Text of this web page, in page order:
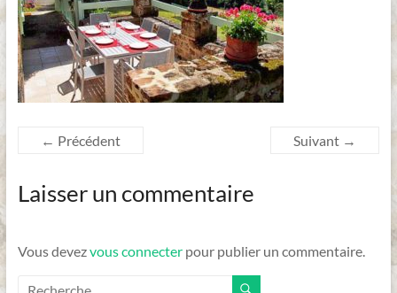
Dordogne
← Précédent Suivant →
Laisser un commentaire
Vous devezvous connecterpour publier un commentaire.